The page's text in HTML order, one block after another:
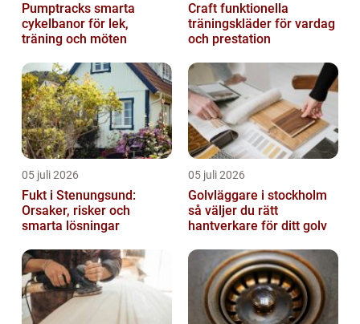
Pumptracks smarta
cykelbanor för lek,
träning och möten
Craft funktionella
träningskläder för vardag
och prestation
05 juli 2026
Fukt i Stenungsund:
Orsaker, risker och
smarta lösningar
05 juli 2026
Golvläggare i stockholm
så väljer du rätt
hantverkare för ditt golv